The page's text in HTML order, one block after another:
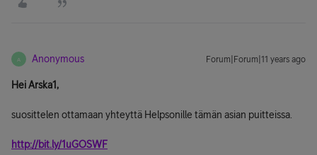
A Anonymous Forum|Forum|11 years ago
Hei Arska1,
suosittelen ottamaan yhteyttä Helpsonille tämän asian puitteissa.
http://bit.ly/1uGOSWF